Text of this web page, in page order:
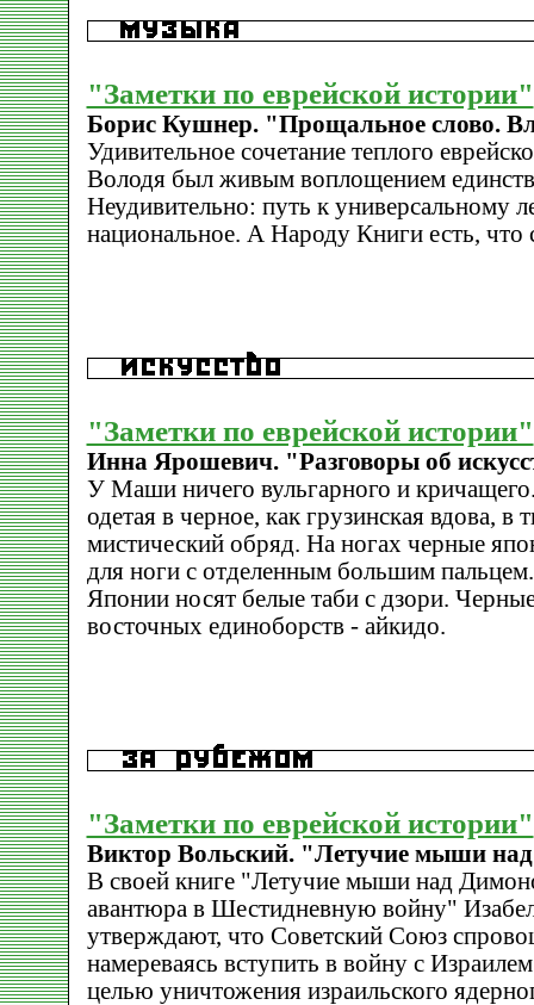
"Заметки по еврейской истории"
Борис Кушнер. "Прощальное слово.
Удивительное сочетание теплого
Володя был живым воплощением
Неудивительно: путь к универсальному
национальное. А Народу Книги есть, что
"Заметки по еврейской истории"
Инна Ярошевич. "Разговоры об
У Маши ничего вульгарного и
одетая в черное, как грузинская вдова, в
мистический обряд. На ногах черные
для ноги с отделенным большим
Японии носят белые таби с дзори.
восточных единоборств - айкидо.
"Заметки по еврейской истории"
Виктор Вольский. "Летучие мыши
В своей книге "Летучие мыши над
авантюра в Шестидневную войну"
утверждают, что Советский Союз
намереваясь вступить в войну с
целью уничтожения израильского